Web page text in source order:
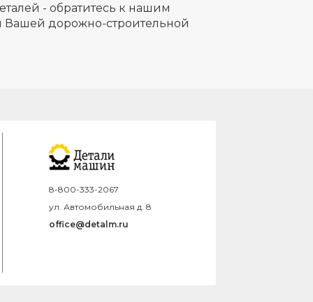
- обратитесь к нашим
Вашей дорожно-строительной
8-800-333-2067
ул. Автомобильная д. 8
office@detalm.ru